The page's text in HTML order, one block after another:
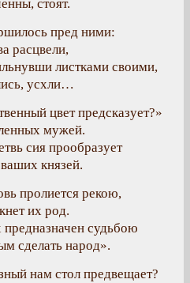
стоят.
пред ними:
расцвели,
листками своими,
усхли…
цвет предсказует?»
мужей.
сия прообразует
князей.
пролиется рекою,
их род.
судьбою
сделать народ».
нам стол предвещает?